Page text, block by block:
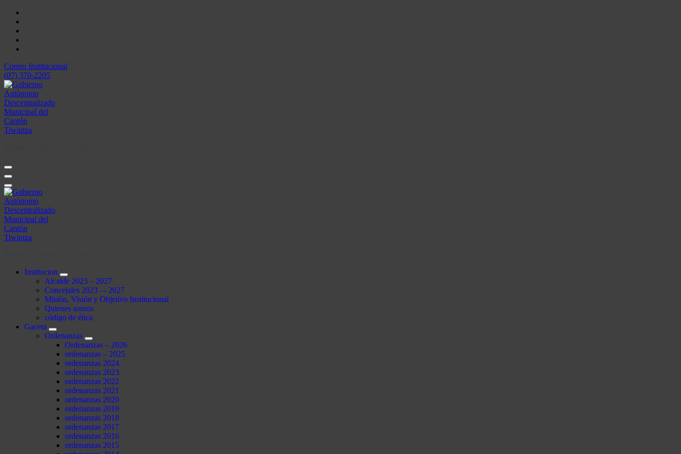
Skip
content
Correo Institucional
(07) 370-2205
Institucion
Alcalde 2023 – 2027
Concejales 2023 –- 2027
Misión, Visión y Objetivo Institucional
Quienes somos
código de ética
Gaceta
Ordenanzas
Ordenanzas – 2026
ordenanzas – 2025
ordenanzas 2024.
ordenanzas 2023.
ordenanzas 2022
ordenanzas 2021
ordenanzas 2020
ordenanzas 2019
ordenanzas 2018
ordenanzas 2017
ordenanzas 2016
ordenanzas 2015